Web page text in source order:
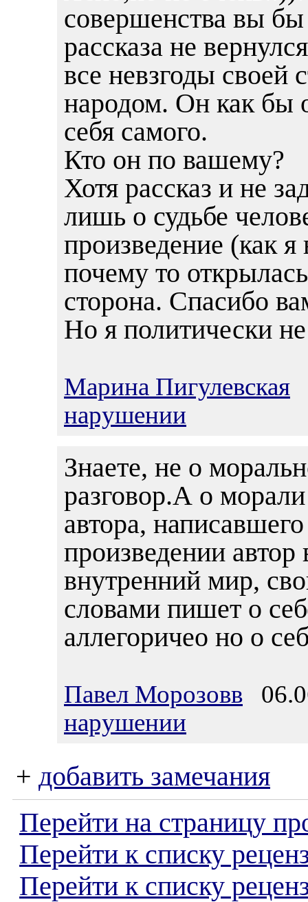
совершенства вы
рассказа не
все невзгоды своей
народом. Он как бы
себя самого.
Кто он по вашему?
Хотя рассказ и не
лишь о судьбе
произведение (как
почему то
сторона. Спасибо
Но я политически
Марина Пигулевская
нарушении
Знаете, не о
разговор.А о
автора,
произведении автор
внутренний мир,
словами пишет о
аллегоричео но о
Павел Морозовв
нарушении
+ добавить замечания
Перейти на страницу
Перейти к списку
Перейти к списку